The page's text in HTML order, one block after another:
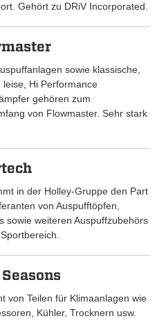
Gehört zu DRiV Incorporated.
sowie klassische,
leise, Hi Performance
gehören zum
von Flowmaster. Sehr stark
in der Holley-Gruppe den Part
von Auspufftöpfen,
sowie weiteren Auspuffzubehörs
von Teilen für Klimaanlagen wie
Kühler, Trocknern usw.